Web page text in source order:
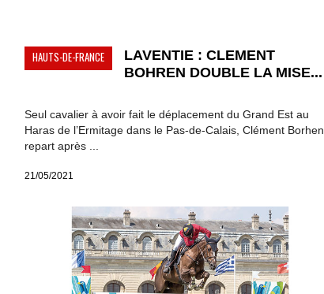
HAUTS-DE-FRANCE
LAVENTIE : CLEMENT
BOHREN DOUBLE LA MISE...
Seul cavalier à avoir fait le déplacement du Grand Est au
Haras de l’Ermitage dans le Pas-de-Calais, Clément Borhen
repart après ...
21/05/2021